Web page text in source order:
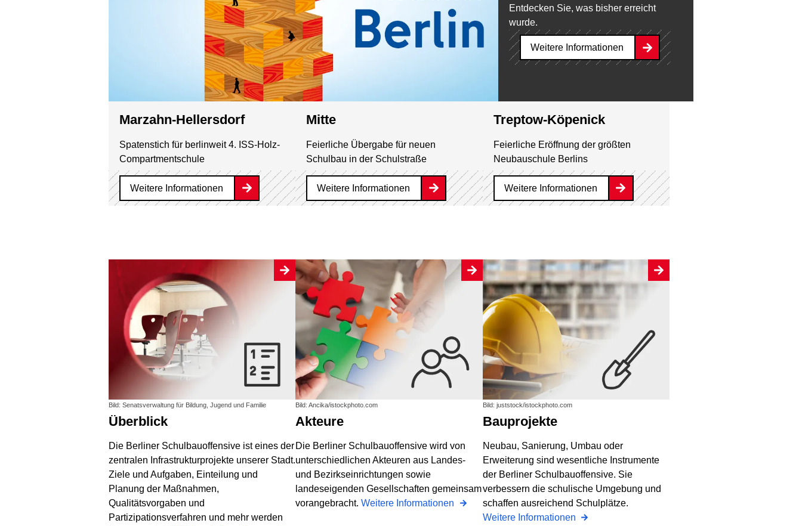
Entdecken Sie, was bisher erreicht
wurde.
Weitere Informationen
Marzahn-Hellersdorf
Spatenstich für berlinweit 4. ISS-Holz-
Compartmentschule
Weitere Informationen
Mitte
Feierliche Übergabe für neuen
Schulbau in der Schulstraße
Weitere Informationen
Treptow-Köpenick
Feierliche Eröffnung der größten
Neubauschule Berlins
Weitere Informationen
Bild: Senatsverwaltung für Bildung, Jugend und Familie
Überblick
Die Berliner Schulbauoffensive ist eines der
zentralen Infrastrukturprojekte unserer Stadt.
Ziele und Aufgaben, Einteilung und
Planung der Maßnahmen,
Qualitätsvorgaben und
Partizipationsverfahren und mehr werden
Bild: Ancika/istockphoto.com
Akteure
Die Berliner Schulbauoffensive wird von
unterschiedlichen Akteuren aus Landes-
und Bezirkseinrichtungen sowie
landeseigenden Gesellschaften gemeinsam
vorangebracht.Weitere Informationen
Bild: juststock/istockphoto.com
Bauprojekte
Neubau, Sanierung, Umbau oder
Erweiterung sind wesentliche Instrumente
der Berliner Schulbauoffensive. Sie
verbessern die schulische Umgebung und
schaffen ausreichend Schulplätze.
Weitere Informationen